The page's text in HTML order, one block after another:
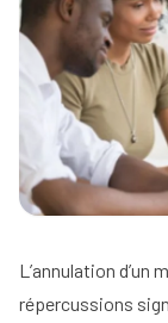
L’annulation d’un
répercussions